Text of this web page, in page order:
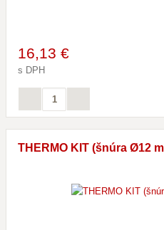
16,13 €
s DPH
THERMO KIT (šnúra Ø12